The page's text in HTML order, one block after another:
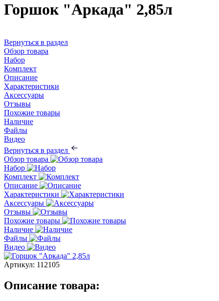
Горшок "Аркада" 2,85л
Вернуться в раздел
Обзор товара
Набор
Комплект
Описание
Характеристики
Аксессуары
Отзывы
Похожие товары
Наличие
Файлы
Видео
Вернуться в раздел
Обзор товара
Набор
Комплект
Описание
Характеристики
Аксессуары
Отзывы
Похожие товары
Наличие
Файлы
Видео
Артикул: 112105
Описание товара: